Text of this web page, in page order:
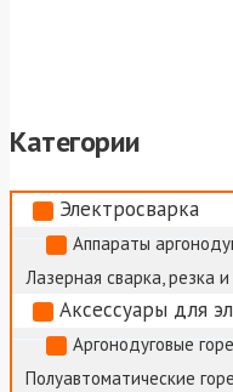
Категории
Электросварка
Аппараты
Лазерная сварка, резка
Аксессуары для
Аргонодуговые
Полуавтоматические